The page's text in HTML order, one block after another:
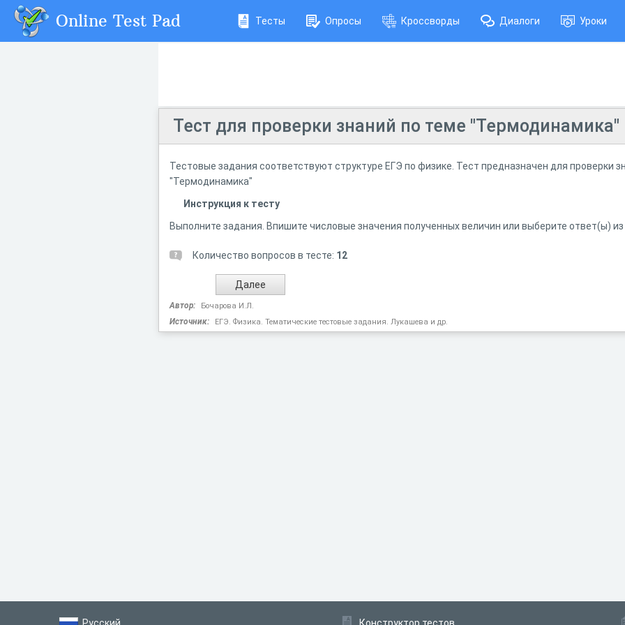
Online Test Pad Тесты Опросы Кроссворды Диалоги Уроки
Тест для проверки знаний по теме "Термодинамика"
Тестовые задания соответствуют структуре ЕГЭ по физике. Тест предназначен для проверки
"Термодинамика"
Инструкция к тесту
Выполните задания. Впишите числовые значения полученных величин или выберите ответ(ы)
Количество вопросов в тесте: 12
Автор: Бочарова И.Л.
Источник: ЕГЭ. Физика. Тематические тестовые задания. Лукашева и др.